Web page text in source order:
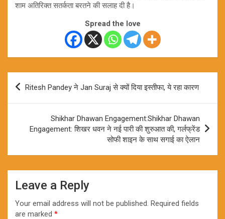
शाम अतिरिक्त सतर्कता बरतने की सलाह दी है।
Spread the love
Post
navigation
Ritesh Pandey ने Jan Suraj से क्यों दिया इस्तीफा, ये रहा कारण
Shikhar Dhawan Engagement:Shikhar Dhawan
Engagement: शिखर धवन ने नई पारी की शुरुआत की, गर्लफ्रेंड
सोफी शाइन के साथ सगाई का ऐलान
Leave a Reply
Your email address will not be published. Required fields
are marked *